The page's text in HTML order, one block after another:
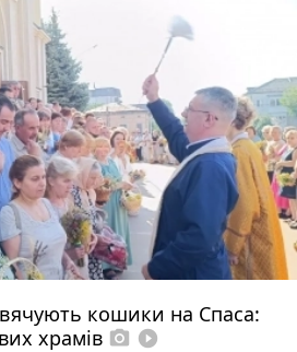
кошики на Спаса:
храмів photo_camera play_circle_filled